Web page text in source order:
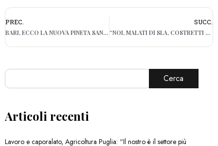
PREC.
BARI, ECCO LA NUOVA PINETA SAN LUCA A JAPIGIA: 100 ALBERI E 18 TELECAMERE ANTI VANDALI
SUCC.
“NOI, MALATI DI SLA, COSTRETTI A COMPRARE CANNABIS DAGLI SPACCIATORI”: IL RACCONTO DI UN 48ENNE DI BARI
Cerca
Articoli recenti
Lavoro e caporalato, Agricoltura Puglia: “Il nostro è il settore più